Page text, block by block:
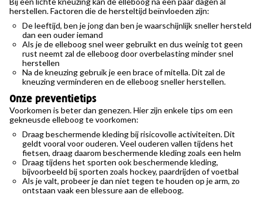
herstellen. Factoren die de hersteltijd beïnvloeden zijn:
De leeftijd, ben je jong dan ben je waarschijnlijk sneller hersteld
dan een ouder iemand
Als je de elleboog snel weer gebruikt en dus weinig tot geen
rust neemt zal de elleboog door overbelasting minder snel
herstellen
Na de kneuzing gebruik je een brace of mitella. Dit zal de
kneuzing verminderen en de elleboog sneller herstellen.
Onze preventietips
Voorkomen is beter dan genezen. Hier zijn enkele tips om een
gekneusde elleboog te voorkomen:
Draag beschermende kleding bij risicovolle activiteiten. Dit
geldt vooral voor ouderen. Veel ouderen vallen tijdens het
fietsen, draag daarom beschermende kleding zoals een helm
Draag tijdens het sporten ook beschermende kleding,
bijvoorbeeld bij sporten zoals hockey, paardrijden of voetbal
Als je valt, probeer je dan niet tegen te houden op je arm, zo
ontstaan vaak een blessure aan de elleboog.